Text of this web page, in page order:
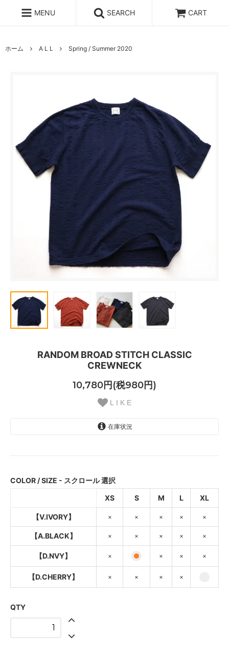
MENU SEARCH CART
ホーム A L L Spring / Summer 2020
RANDOM BROAD STITCH CLASSIC
CREWNECK
10,780円(税980円)
L I K E
在庫状況
SOLD OUT
×
【D.NVY】
SOLD OUT
【D.CHERRY】
SOLD OUT
COLOR / SIZE - スクロール 選択
XS
S M L XL
【V.IVORY】 × × × × ×
【A.BLACK】 × × × × ×
【D.NVY】 × × × ×
【D.CHERRY】 × × × ×
QTY